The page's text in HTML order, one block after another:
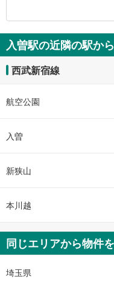
入曽駅の近隣の駅か
西武新宿線
航空公園
入曽
新狭山
本川越
同じエリアから物件
埼玉県